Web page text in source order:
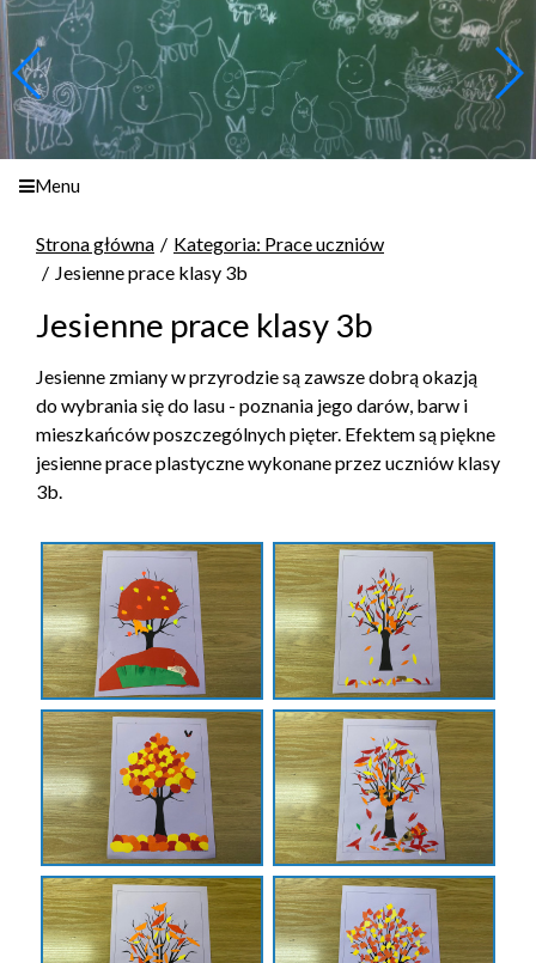
Menu
Strona główna
Kategoria: Prace uczniów
Jesienne prace klasy 3b
Jesienne prace klasy 3b
Jesienne zmiany w przyrodzie są zawsze dobrą okazją
do wybrania się do lasu - poznania jego darów, barw i
mieszkańców poszczególnych pięter. Efektem są piękne
jesienne prace plastyczne wykonane przez uczniów klasy
3b.